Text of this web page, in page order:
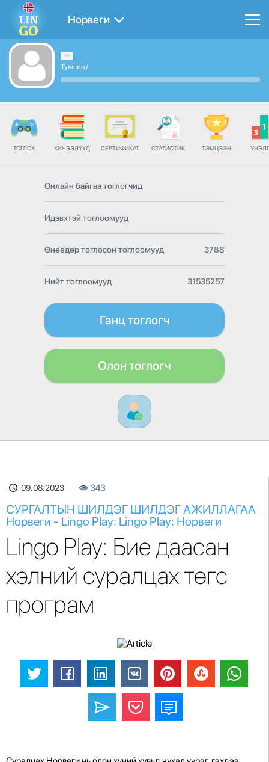
Норвеги
Түвшин/
ТОГЛОХ ХИЧЭЭЛҮҮД СЕРТИФИКАТ СТАТИСТИК ТЭМЦЭЭН
Онлайн байгаа тоглогчид
Идэвхтэй тоглоомууд
Өнөөдөр тоглосон тоглоомууд 3788
Нийт тоглоомууд 31535257
Ганц тоглогч
Олон тоглогч
09.08.2023 343
СУРГАЛТЫН ШИЛДЭГ ШИЛДЭГ АЖИЛЛАГАА
Норвеги - Lingo Play: Lingo Play: Норвеги
Lingo Play: Бие даасан
хэлний суралцах төгс
програм